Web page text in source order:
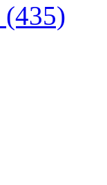
(435)